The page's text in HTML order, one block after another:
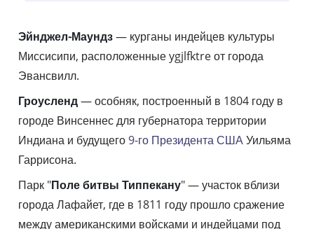
Эйнджел-Маундз— курганы индейцев культуры
Миссисипи, расположенные ygjlfktre от города
Эвансвилл.
Гроусленд— особняк, построенный в 1804 году в
городе Винсеннес для губернатора территории
Индиана и будущего9-го Президента СШАУильяма
Гаррисона.
Парк "Поле битвы Типпекану" — участок вблизи
города Лафайет, где в 1811 году прошло сражение
между американскими войсками и индейцами под